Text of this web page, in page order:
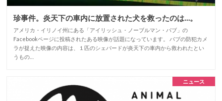
珍事件。炎天下の車内に放置された犬を救ったのは…。
アメリカ・イリノイ州にある「アイリッシュ・ノーブルマン・パブ」の
Facebookページに投稿されたある映像が話題になっています。 パブの防犯カメ
ラが捉えた映像の内容は、１匹のシェパードが炎天下の車内から救われたとい
うもの…
ニュース